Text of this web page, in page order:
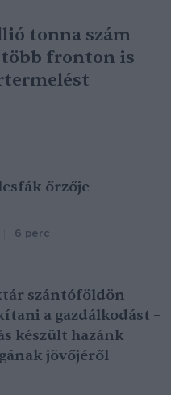
tonna szám
fronton is
őrzője
6 perc
szántóföldön
a gazdálkodást –
készült hazánk
jövőjéről